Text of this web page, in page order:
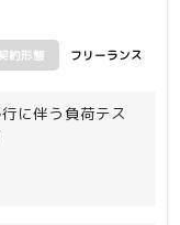
約形態 フリーランス
に伴う負荷テス